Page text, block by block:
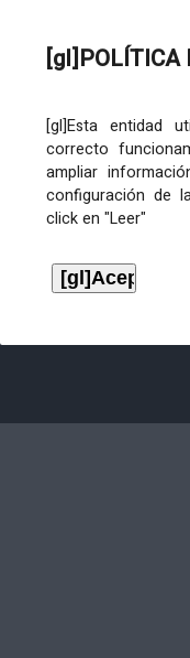
[gl]POLÍTICA
[gl]Esta entidad
correcto
ampliar
configuración de
click en "Leer"